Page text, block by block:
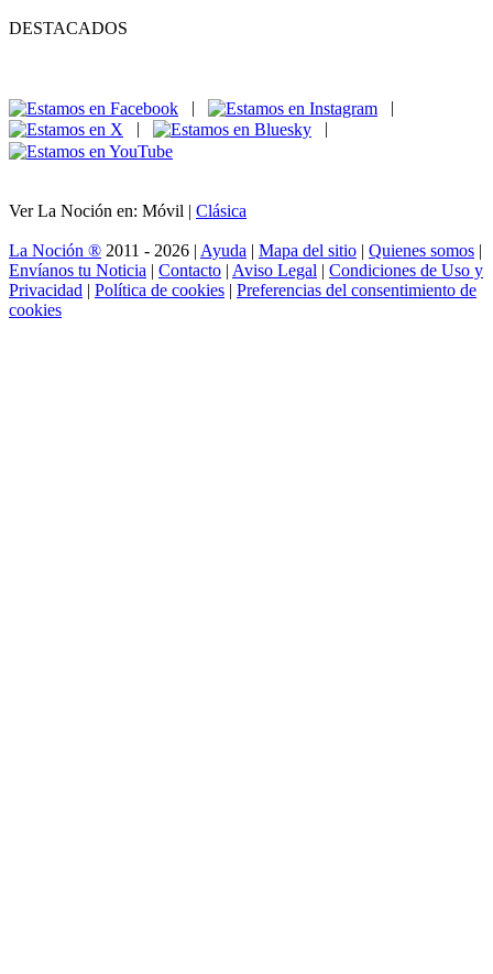
DESTACADOS
|
|
|
|
Ver La Noción en: Móvil | Clásica
La Noción ® 2011 - 2026 | Ayuda | Mapa del sitio | Quienes somos |
Envíanos tu Noticia | Contacto | Aviso Legal | Condiciones de Uso y
Privacidad | Política de cookies | Preferencias del consentimiento de
cookies